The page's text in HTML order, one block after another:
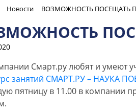
Новости ВОЗМОЖНОСТЬ ПОСЕЩАТЬ
Смарт.ру любят и умеют
занятий СМАРТ.РУ – НАУКА
пятницу в 11.00 в компании